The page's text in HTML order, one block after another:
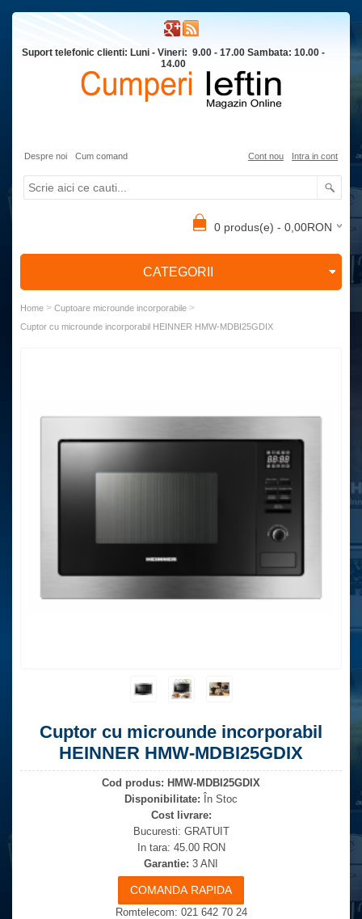
Suport telefonic clienti: Luni - Vineri: 9.00 - 17.00 Sambata: 10.00 -
14.00
Despre noi Cum comand Cont nou Intra in cont
0 produs(e) - 0,00RON
CATEGORII
Home > Cuptoare microunde incorporabile >
Cuptor cu microunde incorporabil HEINNER HMW-MDBI25GDIX
Cuptor cu microunde incorporabil
HEINNER HMW-MDBI25GDIX
Cod produs: HMW-MDBI25GDIX
Disponibilitate: În Stoc
Cost livrare:
Bucuresti: GRATUIT
In tara: 45.00 RON
Garantie: 3 ANI
Romtelecom: 021 642 70 24